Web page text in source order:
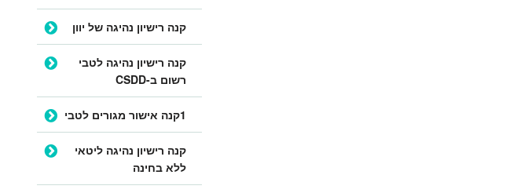
קנה רישיון נהיגה של יוון
קנה רישיון נהיגה לטבי
רשום ב-CSDD
1קנה אישור מגורים לטבי
קנה רישיון נהיגה ליטאי
ללא בחינה